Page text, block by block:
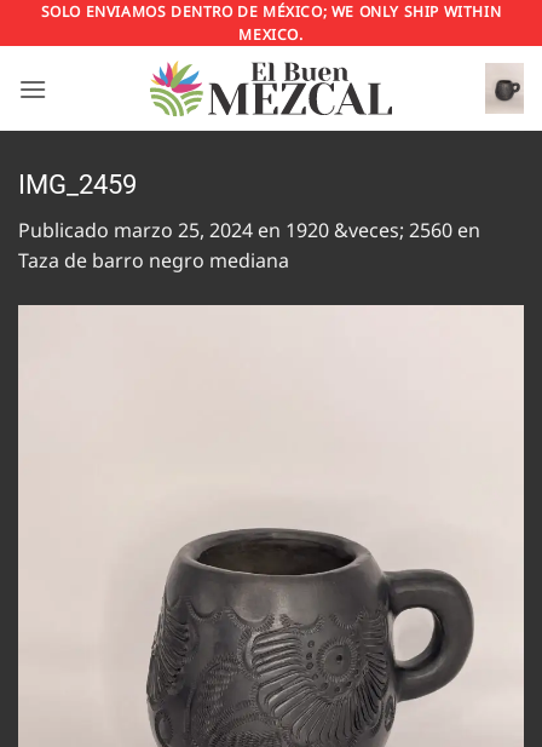
Saltar
al
SOLO ENVIAMOS DENTRO DE MÉXICO; WE ONLY SHIP WITHIN
MEXICO.
IMG_2459
Publicado marzo 25, 2024 en 1920 &veces; 2560 en
Taza de barro negro mediana